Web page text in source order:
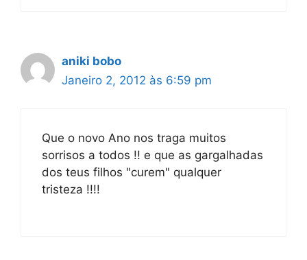
aniki bobo
Janeiro 2, 2012 às 6:59 pm
Que o novo Ano nos traga muitos
sorrisos a todos !! e que as gargalhadas
dos teus filhos "curem" qualquer
tristeza !!!!